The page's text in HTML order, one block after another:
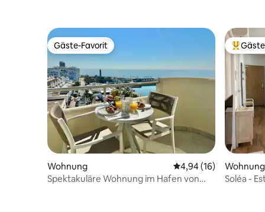
Gäste-Favorit
Gäste-Favorit
Wohnung Durchschnittliche
4,94 (16)
Spektakuläre Wohnung im Hafen von
Wohnung
Soléa -